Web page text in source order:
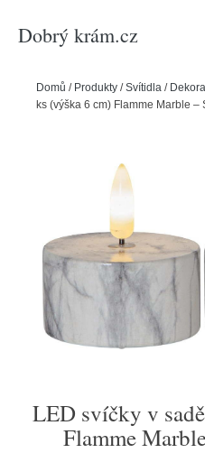
Dobrý krám.cz
Domů / Produkty /Svítidla /
ks (výška 6 cm) Flamme Marble –
LED svíčky v
Flamme